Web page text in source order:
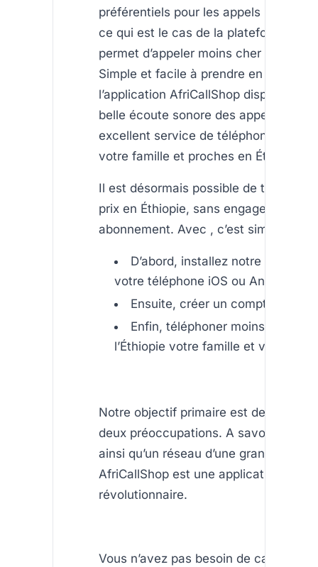
préférentiels pour les appels
ce qui est le cas de la plateforme qui
permet d’appeler moins cher en
Simple et facile à prendre en main,
l’application AfriCallShop disponible
belle écoute sonore des appels et est
excellent service de téléphonie pour
votre famille et proches en Éthiopie.
Il est désormais possible de
prix en Éthiopie, sans engagement ni
abonnement. Avec , c’est simple !
D’abord, installez notre
votre téléphone iOS ou Android
Ensuite, créer un compte
Enfin, téléphoner moins cher en
l’Éthiopie votre famille et vos
Notre objectif primaire est de
deux préoccupations. A savoir, des
ainsi qu’un réseau d’une grande
AfriCallShop est une application
révolutionnaire.
Vous n’avez pas besoin de carte SIM